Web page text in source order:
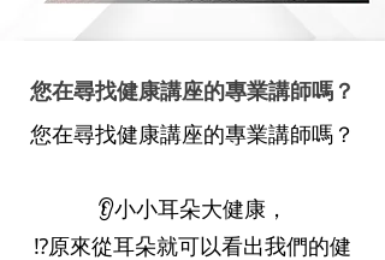
您在尋找健康講座的專業講師嗎？
您在尋找健康講座的專業講師嗎？
👂小小耳朵大健康，
⁉️原來從耳朵就可以看出我們的健